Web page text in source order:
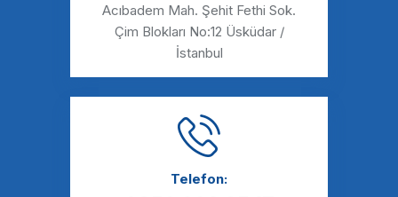
Acıbadem Mah. Şehit Fethi Sok.
Çim Blokları No:12 Üsküdar /
İstanbul
Telefon: